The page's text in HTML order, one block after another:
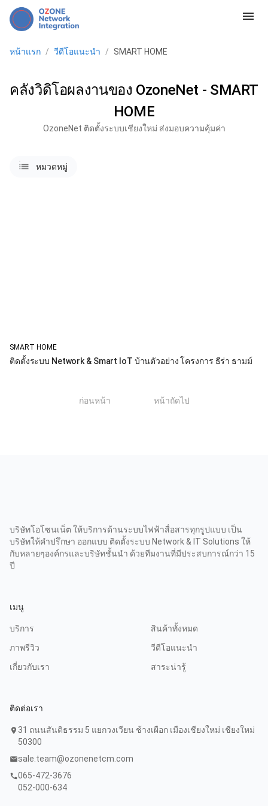
menu
หน้าแรก / วีดีโอแนะนำ / SMART HOME
คลังวิดิโอผลงานของ OzoneNet - SMART
HOME
OzoneNet ติดตั้งระบบเชียงใหม่ ส่งมอบความคุ้มค่า
listsหมวดหมู่
SMART HOME
ติดตั้งระบบ Network & Smart IoT บ้านตัวอย่าง โครงการ ธีร่า ธามม์
ก่อนหน้า หน้าถัดไป
บริษัทโอโซนเน็ต ให้บริการด้านระบบไฟฟ้าสื่อสารทุกรูปแบบ เป็น
บริษัทให้คำปรึกษา ออกแบบ ติดตั้งระบบ Network & IT Solutions ให้
กับหลายๆองค์กรและบริษัทชั้นนำ ด้วยทีมงานที่มีประสบการณ์กว่า 15
ปี
เมนู
บริการ
สินค้าทั้งหมด
ภาพรีวิว
วีดีโอแนะนำ
เกี่ยวกับเรา
สาระน่ารู้
ติดต่อเรา
location_on 31 ถนนสันติธรรม 5 แยกวงเวียน ช้างเผือก เมืองเชียงใหม่ เชียงใหม่
50300
mailsale.team@ozonenetcm.com
call065-472-3676
052-000-634